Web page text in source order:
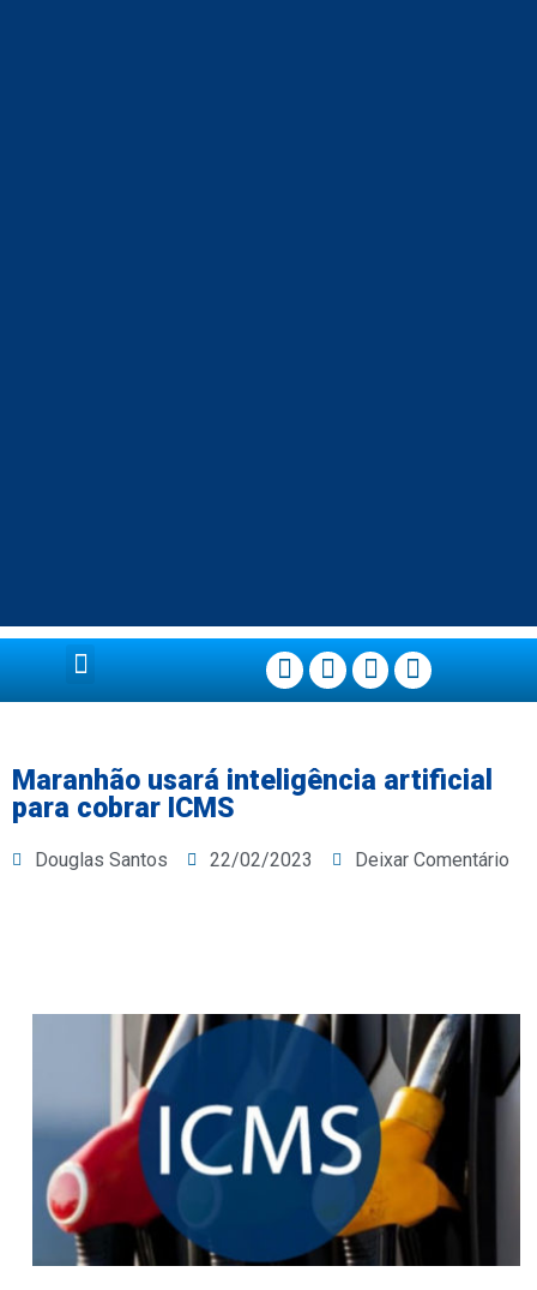
Maranhão usará inteligência artificial
para cobrar ICMS
Douglas Santos 22/02/2023 Deixar Comentário